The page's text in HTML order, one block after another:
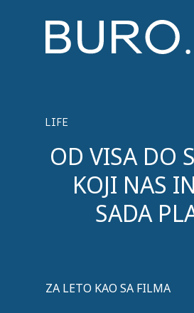
LIFE
OD VISA DO
KOJI NAS
SADA
ZA LETO KAO SA FILMA